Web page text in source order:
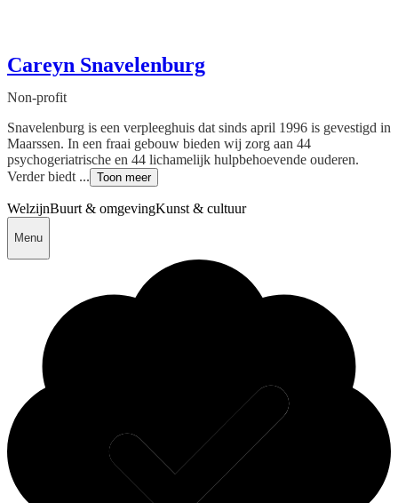
Careyn Snavelenburg
Non-profit
Snavelenburg is een verpleeghuis dat sinds april 1996 is gevestigd in
Maarssen. In een fraai gebouw bieden wij zorg aan 44
psychogeriatrische en 44 lichamelijk hulpbehoevende ouderen.
Verder biedt ... Toon meer
WelzijnBuurt & omgevingKunst & cultuur
Menu